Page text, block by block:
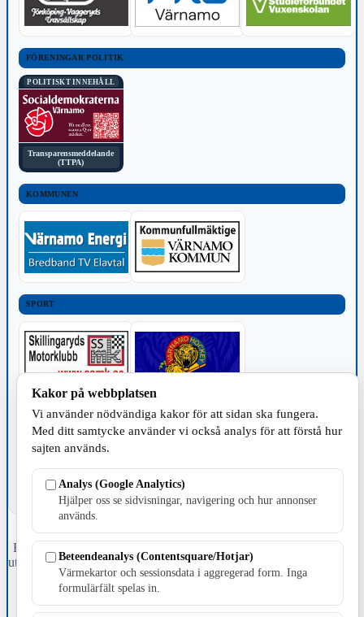
FÖRENINGAR POLITIK
POLITISKT INNEHÅLL
Transparensmeddelande
(TTPA)
KOMMUNEN
SPORT
TILLVERKNING
Fristående webbtidningsföretag grundat 1991 som sedan 2002 ger
ut tidningen Skillingaryd.nu och 2010 lanserades Värnamo.nu. Från
april 2026 omfattar Skillingaryd.nu tre kommuner: Gnosjö,
Värnamo och Vaggeryds kommun.
Kakor på webbplatsen
Vi använder nödvändiga kakor för att sidan ska fungera.
Med ditt samtycke använder vi också analys för att förstå hur
sajten används.
Analys (Google Analytics)
Hjälper oss se sidvisningar, navigering och hur annonser
används.
Beteendeanalys (Contentsquare/Hotjar)
Värmekartor och sessionsdata i aggregerad form. Inga
formulärfält spelas in.